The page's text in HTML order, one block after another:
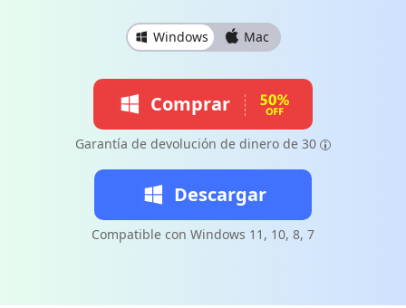
Windows Mac
Comprar
Garantía de devolución de dinero de 30
Descargar
Compatible con Windows 11, 10, 8, 7